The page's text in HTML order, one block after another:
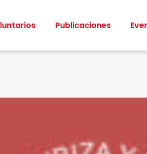
Publicaciones